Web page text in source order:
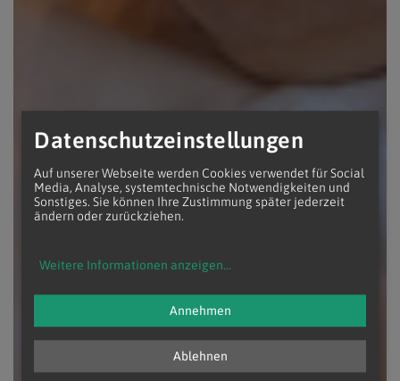
Datenschutzeinstellungen
Auf unserer Webseite werden Cookies verwendet für Social
Media, Analyse, systemtechnische Notwendigkeiten und
Sonstiges. Sie können Ihre Zustimmung später jederzeit
ändern oder zurückziehen.
Weitere Informationen anzeigen...
Ablehnen
Annehmen